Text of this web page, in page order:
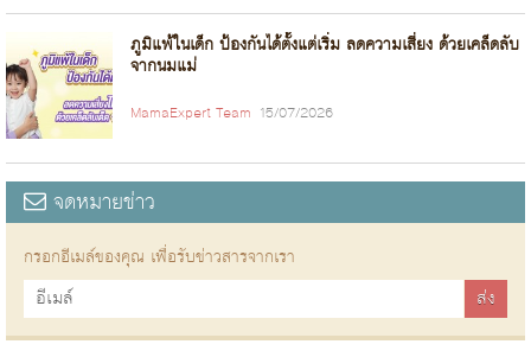
ภูมิแพ้ในเด็ก ป้องกันได้ตั้งแต่เริ่ม ลดความเสี่ยง ด้วยเคล็ดลับ
จากนมแม่
MamaExpert Team 15/07/2026
จดหมายข่าว
กรอกอีเมล์ของคุณ เพื่อรับข่าวสารจากเรา